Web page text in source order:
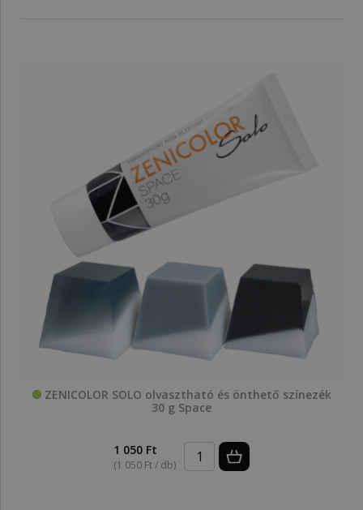
ZENICOLOR SOLO olvasztható és önthető színezék
30 g Space
1 050 Ft
(1 050 Ft / db)